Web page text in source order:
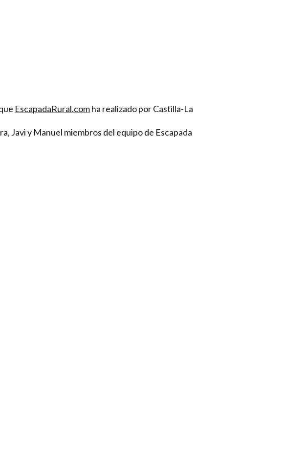
EscapadaRural.comha realizado por Castilla-La
Javi y Manuel miembros del equipo de Escapada